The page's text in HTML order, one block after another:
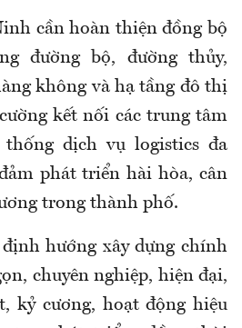
cần hoàn thiện đồng bộ
đường bộ, đường thủy,
không và hạ tầng đô thị
kết nối các trung tâm
dịch vụ logistics đa
phát triển hài hòa, cân
trong thành phố.
hướng xây dựng chính
chuyên nghiệp, hiện đại,
kỷ cương, hoạt động hiệu